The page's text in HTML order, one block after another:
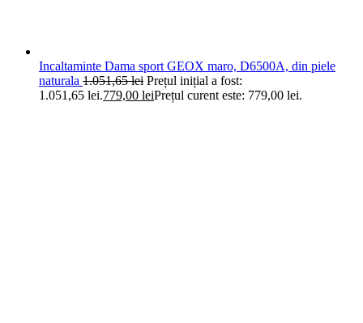
Incaltaminte Dama sport GEOX maro, D6500A, din piele
naturala 1.051,65lei Prețul inițial a fost:
1.051,65 lei.779,00 leiPrețul curent este: 779,00 lei.